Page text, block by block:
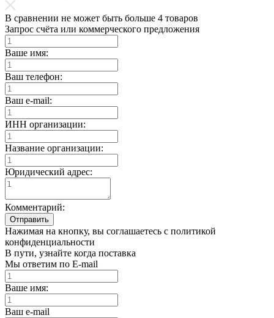
В сравнении не может быть больше 4 товаров
Запрос счёта или коммерческого предложения
Ваше имя:
Ваш телефон:
Ваш e-mail:
ИНН организации:
Название организации:
Юридический адрес:
Комментарий:
Отправить
Нажимая на кнопку, вы соглашаетесь с политикой
конфиденциальности
В пути, узнайте когда поставка
Мы ответим по E-mail
Ваше имя:
Ваш e-mail